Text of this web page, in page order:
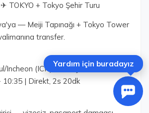
TOKYO + Tokyo Şehir Turu
— Meiji Tapınağı + Tokyo Tower
transfer.
Incheon (ICN) → Tokyo/Narita
| Direkt, 2s 20dk
Yardım için buradayız